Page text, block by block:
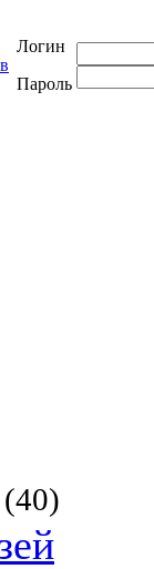
Логин
Пароль
(40)